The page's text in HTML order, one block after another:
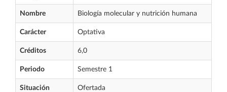
Nombre Biología molecular y nutrición humana
Carácter Optativa
Créditos 6,0
Periodo Semestre 1
Situación Ofertada